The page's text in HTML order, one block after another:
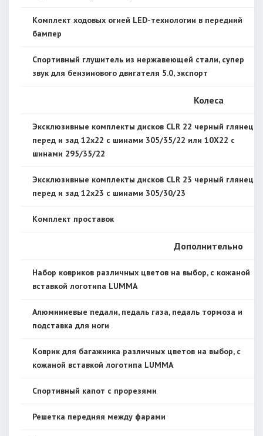
Комплект ходовых огней LED-технологии в передний
бампер
Спортивный глушитель из нержавеющей стали, супер
звук для бензинового двигателя 5.0, экспорт
Колеса
Эксклюзивные комплекты дисков CLR 22 черный глянец,
перед и зад 12x22 с шинами 305/35/22 или 10X22 с
шинами 295/35/22
Эксклюзивные комплекты дисков CLR 23 черный глянец,
перед и зад 12x23 с шинами 305/30/23
Комплект проставок
Дополнительно
Набор ковриков различных цветов на выбор, с кожаной
вставкой логотипа LUMMA
Алюминиевые педали, педаль газа, педаль тормоза и
подставка для ноги
Коврик для багажника различных цветов на выбор, с
кожаной вставкой логотипа LUMMA
Спортивный капот с прорезями
Решетка передняя между фарами